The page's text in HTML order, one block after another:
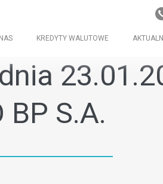
KREDYTY WALUTOWE
S.A.